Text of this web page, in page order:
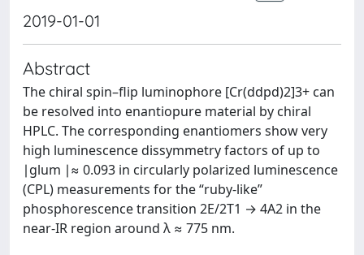
2019-01-01
Abstract
The chiral spin–flip luminophore [Cr(ddpd)2]3+ can
be resolved into enantiopure material by chiral
HPLC. The corresponding enantiomers show very
high luminescence dissymmetry factors of up to
∣glum ∣≈ 0.093 in circularly polarized luminescence
(CPL) measurements for the “ruby-like”
phosphorescence transition 2E/2T1 → 4A2 in the
near-IR region around λ ≈ 775 nm.